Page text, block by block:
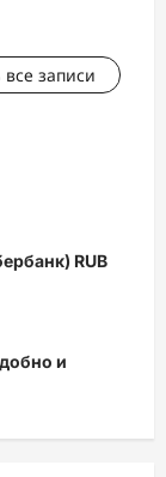
записи
RUB
и